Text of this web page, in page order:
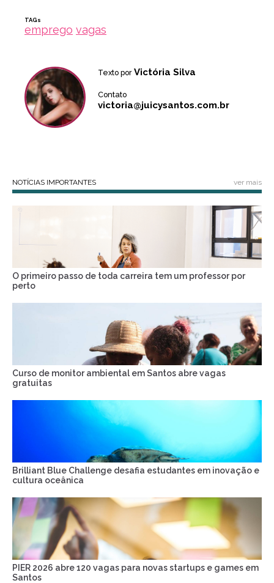
TAGs
emprego vagas
Texto por Victória Silva
Contato
victoria@juicysantos.com.br
NOTÍCIAS IMPORTANTES ver mais
O primeiro passo de toda carreira tem um professor por
perto
Curso de monitor ambiental em Santos abre vagas
gratuitas
Brilliant Blue Challenge desafia estudantes em inovação e
cultura oceânica
PIER 2026 abre 120 vagas para novas startups e games em
Santos